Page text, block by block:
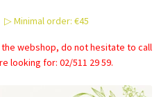
▷ Minimal order: €45
webshop, do not hesitate to call
looking for: 02/511 29 59.